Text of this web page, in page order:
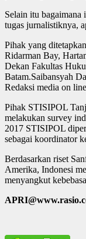
Selain itu bagaimana
tugas jurnalistiknya,
Pihak yang
Ridarman Bay,
Dekan Fakultas
Batam.Saibansyah
Redaksi media on
Pihak STISIPOL
melakukan survey
2017 STISIPOL
sebagai koordinator
Berdasarkan riset
Amerika, Indonesi
menyangkut